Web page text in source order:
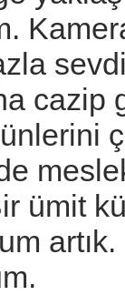
cazip
ümit